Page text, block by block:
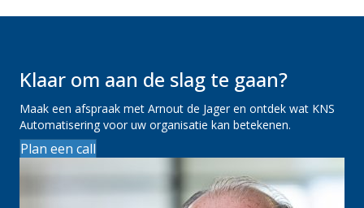
Klaar om aan de slag te gaan?
Maak een afspraak met Arnout de Jager en ontdek wat KNS
Automatisering voor uw organisatie kan betekenen.
Plan een call